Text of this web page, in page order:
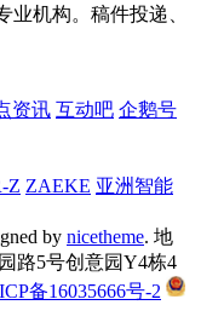
业机构。稿件投递、
资讯 互动吧 企鹅号
Z ZAEKE 亚洲智能
by nicetheme. 地
路5号创意园Y4栋4
备16035666号-2